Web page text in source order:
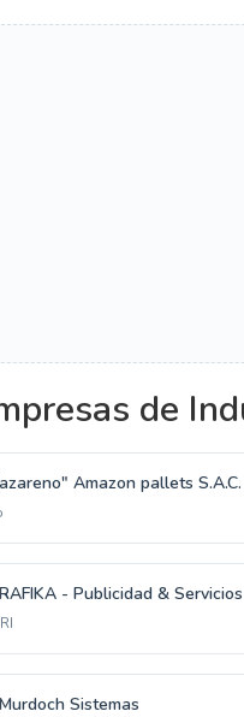
de
Amazon pallets S.A.C.
- Publicidad & Servicios
Sistemas